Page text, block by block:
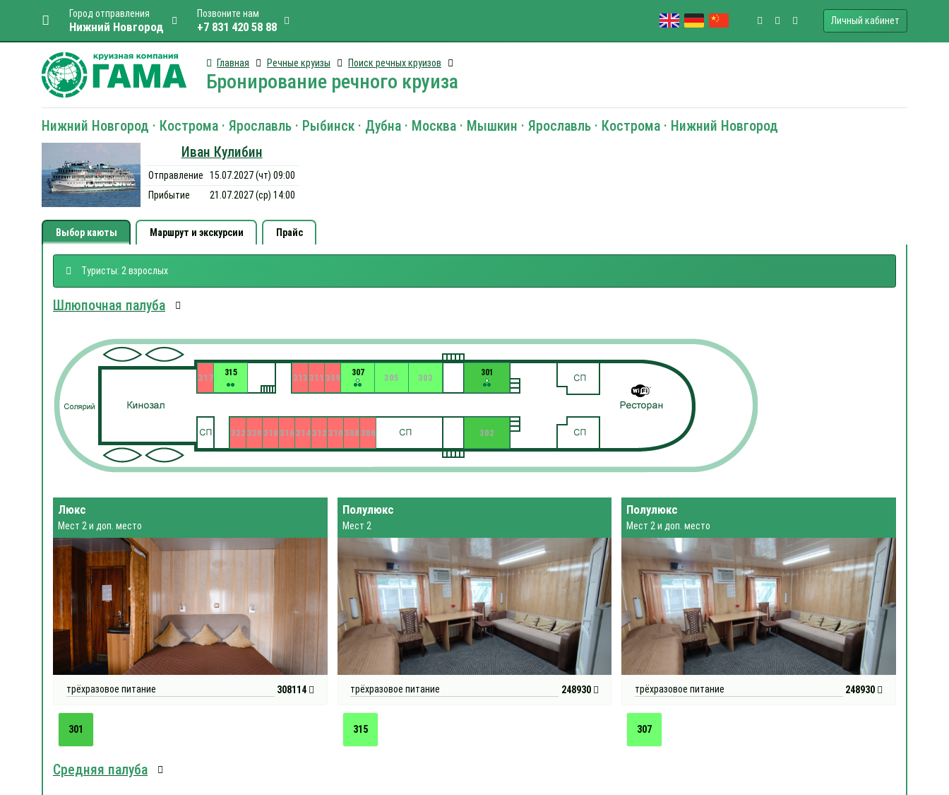
Город отправления
Нижний Новгород
Позвоните нам
+7 831 420 58 88 Личный кабинет
Главная Речные круизы Поиск речных круизов
Бронирование речного круиза
Нижний Новгород · Кострома · Ярославль · Рыбинск · Дубна · Москва · Мышкин · Ярославль · Кострома · Нижний Новгород
Иван Кулибин
Отправление
15.07.2027 (чт) 09:00
Прибытие
21.07.2027 (ср) 14:00
Выбор каюты Маршрут и экскурсии Прайс
Туристы: 2 взрослых
Шлюпочная палуба
301
302
303
305
306
307
308
309
310
311
312
313
314
315
316
317
318
320
322
Люкс
Мест 2 и доп. место
трёхразовое питание 308114
301
Полулюкс
Мест 2
трёхразовое питание 248930
315
Полулюкс
Мест 2 и доп. место
трёхразовое питание 248930
307
Средняя палуба